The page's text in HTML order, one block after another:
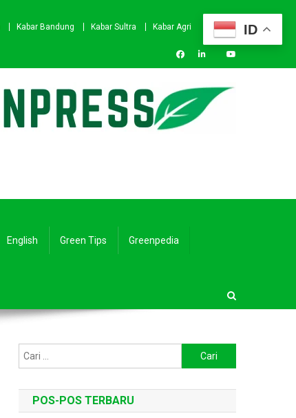
Kabar Bandung Kabar Sultra
Kabar Agri
English Green Tips Greenpedia
untuk:
POS-POS TERBARU
ID